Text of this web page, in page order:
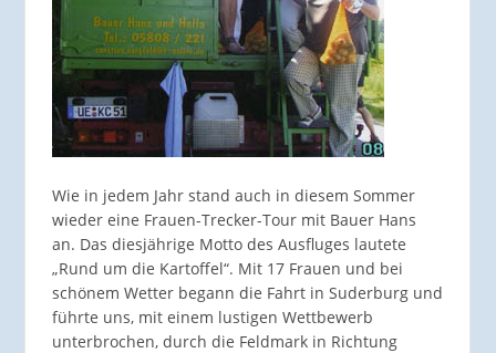
Wie in jedem Jahr stand auch in diesem Sommer
wieder eine Frauen-Trecker-Tour mit Bauer Hans
an. Das diesjährige Motto des Ausfluges lautete
„Rund um die Kartoffel“. Mit 17 Frauen und bei
schönem Wetter begann die Fahrt in Suderburg und
führte uns, mit einem lustigen Wettbewerb
unterbrochen, durch die Feldmark in Richtung